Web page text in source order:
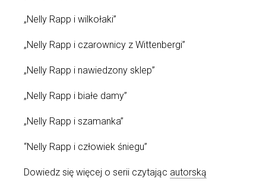
„Nelly Rapp i wilkołaki”
„Nelly Rapp i czarownicy z Wittenbergi”
„Nelly Rapp i nawiedzony sklep”
„Nelly Rapp i białe damy”
„Nelly Rapp i szamanka”
“Nelly Rapp i człowiek śniegu”
Dowiedz się więcej o serii czytając autorską